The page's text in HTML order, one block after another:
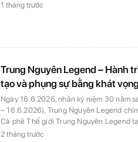
1 tháng trước
Trung Nguyên Legend – Hành
tạo và phụng sự bằng khát
2 tháng trước
Ngày 16.6.2026, nhân kỷ niệm 30 năm
– 16.6.2026), Trung Nguyên Legend
Cà phê Thế giới Trung Nguyên Legend